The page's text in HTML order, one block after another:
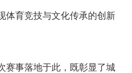
体育竞技与文化传承的创新
事落地于此，既彰显了城